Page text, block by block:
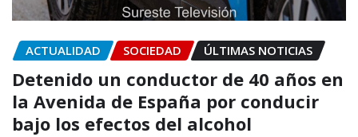
ACTUALIDAD SOCIEDAD ÚLTIMAS NOTICIAS
Detenido un conductor de 40 años en
la Avenida de España por conducir
bajo los efectos del alcohol